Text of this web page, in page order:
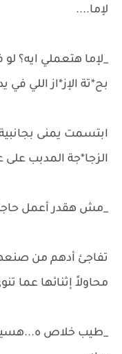
لإما....
_لإما هتعملي ايه؟
بح*تة الإز*از اللي
ابتسمت يمنى
الزجا*جة المدبب
_مش هقدر أعمل
تفاجئ أدهم من
محاولاً إثنائها عما
_طيب خلاص